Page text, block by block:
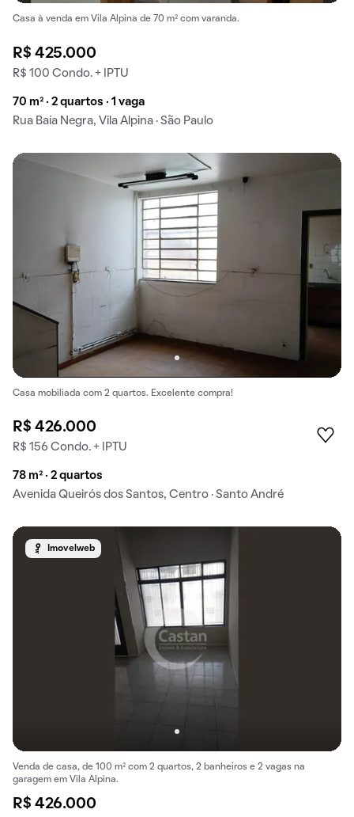
Casa à venda em Vila Alpina de 70 m² com varanda.
R$ 425.000
R$ 100 Condo. + IPTU
70 m² · 2 quartos · 1 vaga
Rua Baía Negra, Vila Alpina · São Paulo
Casa mobiliada com 2 quartos. Excelente compra!
R$ 426.000
R$ 156 Condo. + IPTU
78 m² · 2 quartos
Avenida Queirós dos Santos, Centro · Santo André
Imovelweb
Venda de casa, de 100 m² com 2 quartos, 2 banheiros e 2 vagas na
garagem em Vila Alpina.
R$ 426.000